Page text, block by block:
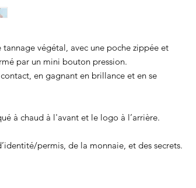
végétal, avec une poche zippée et
par un mini bouton pression.
en gagnant en brillance et en se
à chaud à l'avant et le logo à l’arrière.
permis, de la monnaie, et des secrets.